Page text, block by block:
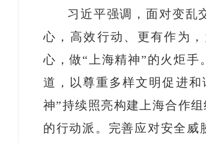
习近平强调，面对变乱
心，高效行动、更有作为
心，做“上海精神”的火炬手
道，以尊重多样文明促进
神”持续照亮构建上海合作
的行动派。完善应对安全威